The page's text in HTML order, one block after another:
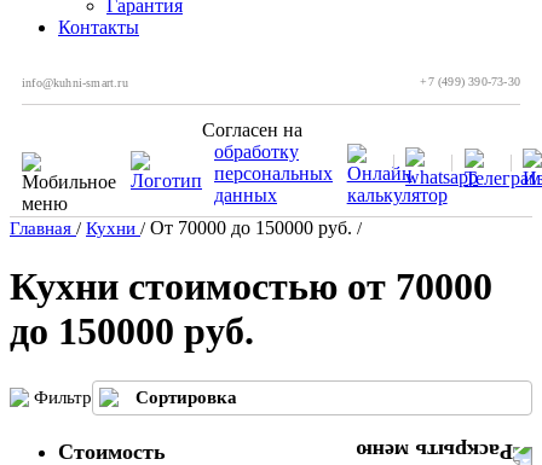
Гарантия
Контакты
info@kuhni-smart.ru +7 (499) 390-73-30
Согласен на
обработку
персональных
данных
Главная / Кухни / От 70000 до 150000 руб. /
Кухни стоимостью от 70000
до 150000 руб.
Фильтр Сортировка
Стоимость